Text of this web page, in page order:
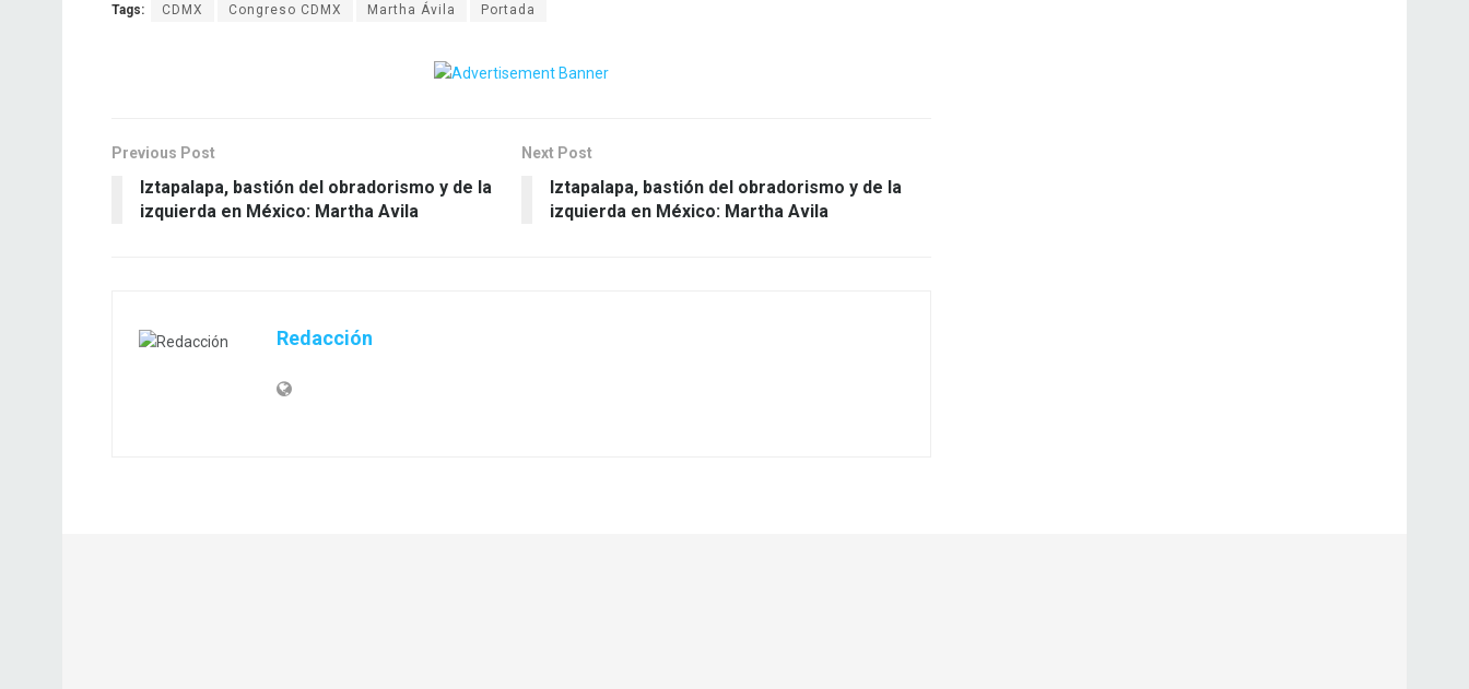
Tags: CDMX Congreso CDMX Martha Ávila Portada
Previous Post
Iztapalapa, bastión del obradorismo y de la
izquierda en México: Martha Avila
Next Post
Iztapalapa, bastión del obradorismo y de la
izquierda en México: Martha Avila
Redacción